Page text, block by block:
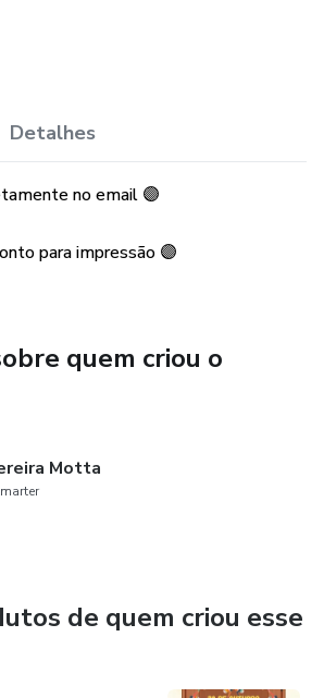
Detalhes
no email 🟣
para impressão 🟣
quem criou o
Motta
de quem criou esse